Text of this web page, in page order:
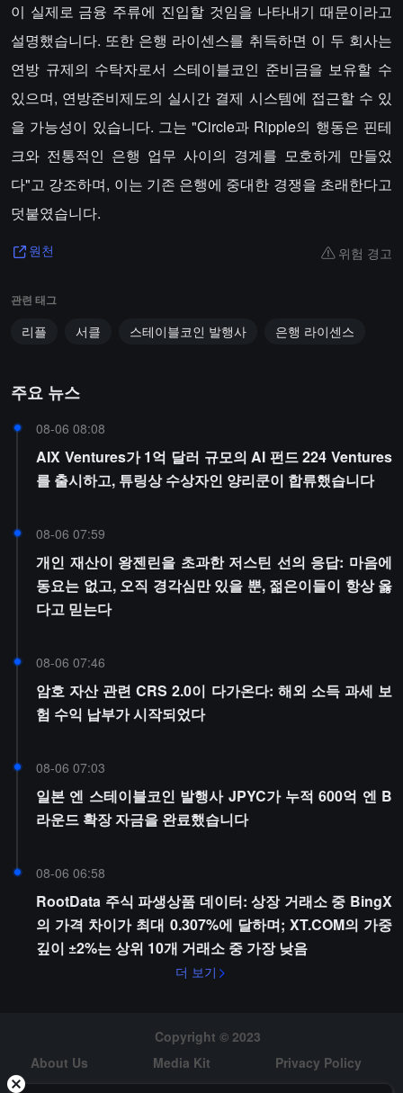
이 실제로 금융 주류에 진입할 것임을 나타내기 때문이라고
설명했습니다. 또한 은행 라이센스를 취득하면 이 두 회사는
연방 규제의 수탁자로서 스테이블코인 준비금을 보유할 수
있으며, 연방준비제도의 실시간 결제 시스템에 접근할 수 있
을 가능성이 있습니다. 그는 "Circle과 Ripple의 행동은 핀테
크와 전통적인 은행 업무 사이의 경계를 모호하게 만들었
다"고 강조하며, 이는 기존 은행에 중대한 경쟁을 초래한다고
덧붙였습니다.
원천 위험 경고
관련 태그
리플 서클 스테이블코인 발행사 은행 라이센스
주요 뉴스
08-06 08:08
AIX Ventures가 1억 달러 규모의 AI 펀드 224 Ventures
를 출시하고, 튜링상 수상자인 양리쿤이 합류했습니다
08-06 07:59
개인 재산이 왕젠린을 초과한 저스틴 선의 응답: 마음에
동요는 없고, 오직 경각심만 있을 뿐, 젊은이들이 항상 옳
다고 믿는다
08-06 07:46
암호 자산 관련 CRS 2.0이 다가온다: 해외 소득 과세 보
험 수익 납부가 시작되었다
08-06 07:03
일본 엔 스테이블코인 발행사 JPYC가 누적 600억 엔 B
라운드 확장 자금을 완료했습니다
08-06 06:58
RootData 주식 파생상품 데이터: 상장 거래소 중 BingX
의 가격 차이가 최대 0.307%에 달하며; XT.COM의 가중
깊이 ±2%는 상위 10개 거래소 중 가장 낮음
더 보기
Copyright © 2023
About Us
Media Kit
Privacy Policy
Risk Warning
Hiring